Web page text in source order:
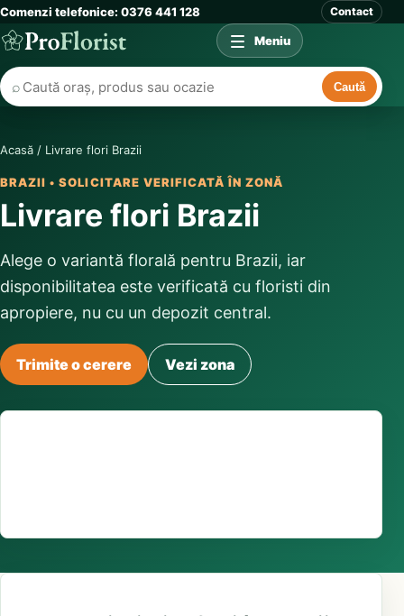
Comenzi telefonice: 0376 441 128 Contact
⌕ Caută
Meniu
Acasă / Livrare flori Brazii
BRAZII • SOLICITARE VERIFICATĂ ÎN ZONĂ
Livrare flori Brazii
Alege o variantă florală pentru Brazii, iar
disponibilitatea este verificată cu floristi din
apropiere, nu cu un depozit central.
Trimite o cerere Vezi zona